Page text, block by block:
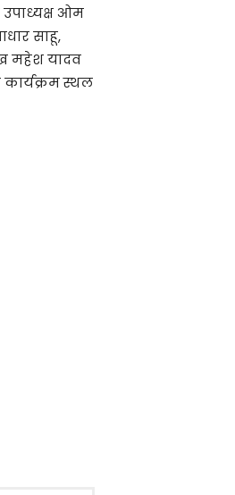
ओम
साहू,
महेश यादव
कार्यक्रम स्थल